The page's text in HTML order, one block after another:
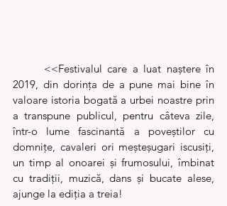
2019, din dorința de a pune mai bine în
valoare istoria bogată a urbei noastre prin
a transpune publicul, pentru câteva zile,
într-o lume fascinantă a poveștilor cu
domnițe, cavaleri ori meșteșugari iscusiți,
un timp al onoarei și frumosului, îmbinat
cu tradiții, muzică, dans și bucate alese,
ajunge la ediţia a treia!